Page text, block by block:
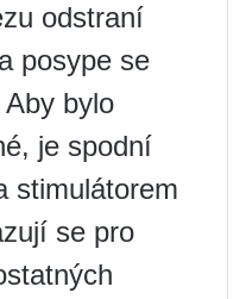
odstraní
posype se
bylo
je spodní
stimulátorem
se pro